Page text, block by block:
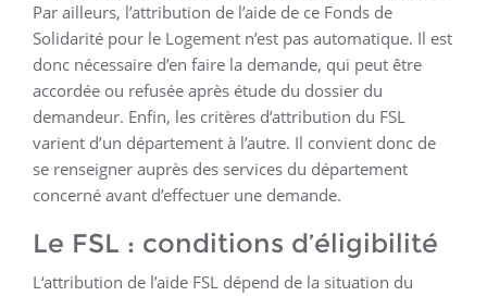
Par ailleurs, l’attribution de l’aide de ce Fonds de
Solidarité pour le Logement n’est pas automatique. Il est
donc nécessaire d’en faire la demande, qui peut être
accordée ou refusée après étude du dossier du
demandeur. Enfin, les critères d’attribution du FSL
varient d’un département à l’autre. Il convient donc de
se renseigner auprès des services du département
concerné avant d’effectuer une demande.
Le FSL : conditions d’éligibilité
L‘attribution de l’aide FSL dépend de la situation du